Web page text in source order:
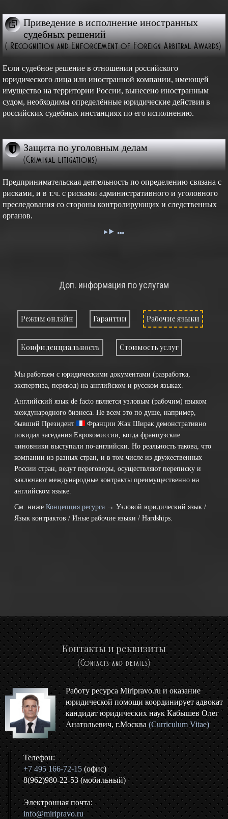
Приведение в исполнение иностранных
судебных решений
( Recognition and Enforcement of Foreign Arbitral Awards)
Если судебное решение в отношении российского
юридического лица или иностранной компании, имеющей
имущество на территории России, вынесено иностранным
судом, необходимы определённые юридические действия в
российских судебных инстанциях по его исполнению.
Защита по уголовным делам
(Criminal litigations)
Предпринимательская деятельность по определению связана с
рисками, и в т.ч. с рисками административного и уголовного
преследования со стороны контролирующих и следственных
органов.
Доп. информация по услугам
Режим онлайн Гарантии Рабочие языки
Конфиденциальность Стоимость услуг
Мы работаем с юридическими документами (разработка,
экспертиза, перевод) на английском и русском языках.
Английский язык de facto является узловым (рабочим) языком
международного бизнеса. Не всем это по душе, например,
бывший Президент
Франции Жак Ширак демонстративно
покидал заседания Еврокомиссии, когда французские
чиновники выступали по-английски. Но реальность такова, что
компании из разных стран, и в том числе из дружественных
России стран, ведут переговоры, осуществляют переписку и
заключают международные контракты преимущественно на
английском языке.
См. нижеКонцепция ресурса → Узловой юридический язык /
Язык контрактов / Иные рабочие языки / Hardships.
Контакты и реквизиты
(Contacts and details)
Работу ресурса Miripravo.ru и оказание
юридической помощи координирует адвокат
кандидат юридических наук Кабышев Олег
Анатольевич, г.Москва (Curriculum Vitae)
Телефон:
+7 495 166-72-15(офис)
8(962)980-22-53 (мобильный)
Электронная почта:
info@miripravo.ru